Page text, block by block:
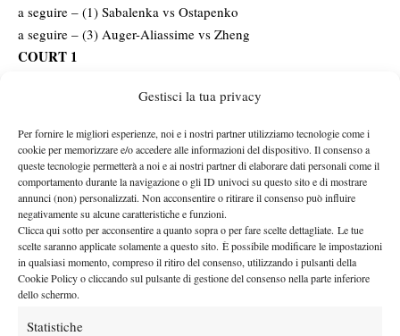
Gestisci la tua privacy
Per fornire le migliori esperienze, noi e i nostri partner utilizziamo tecnologie come i
cookie per memorizzare e/o accedere alle informazioni del dispositivo. Il consenso a
queste tecnologie permetterà a noi e ai nostri partner di elaborare dati personali come il
comportamento durante la navigazione o gli ID univoci su questo sito e di mostrare
annunci (non) personalizzati. Non acconsentire o ritirare il consenso può influire
negativamente su alcune caratteristiche e funzioni.
Clicca qui sotto per acconsentire a quanto sopra o per fare scelte dettagliate. Le tue
scelte saranno applicate solamente a questo sito. È possibile modificare le impostazioni
in qualsiasi momento, compreso il ritiro del consenso, utilizzando i pulsanti della
Cookie Policy o cliccando sul pulsante di gestione del consenso nella parte inferiore
dello schermo.
Statistiche
a seguire – (1) Sabalenka vs Ostapenko
a seguire – (3) Auger-Aliassime vs Zheng
COURT 1
(1) Sinnervs Brooksby
COURT 2
ore 12.00 – Safiullin vs (24) Fonseca
a seguire – (4) Pegula vs Bouzas Maneiro
a seguire – Hurkacz vs (21) Paul
COURT 3
ore 12.00 – (11) Bencic vs (19) Kalinskaya
non prima delle 13.30 – Struff vs (8) Medvedev
a seguire – (10) Muchovs vs Sawangkaew
COURT 12